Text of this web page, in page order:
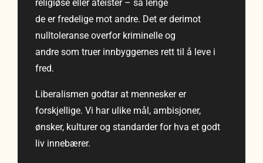
religiøse eller ateister – så lenge
de er fredelige mot andre. Det er derimot
nulltoleranse overfor kriminelle og
andre som truer innbyggernes rett til å leve i
fred.
Liberalismen godtar at mennesker er
forskjellige. Vi har ulike mål, ambisjoner,
ønsker, kulturer og standarder for hva et godt
liv innebærer.